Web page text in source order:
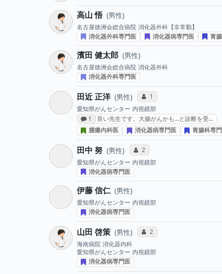
高山 悟 男性
名古屋徳洲会総合病院 消化器外科【非常勤】
消化器外科専門医
消化器病専門医 胃
濱田 健太郎 男性
名古屋徳洲会総合病院 消化器外科
消化器外科専門医
田近 正洋 男性 コミュニケーション・タイプ
1
愛知県がんセンター 内視鏡部
感想投稿数
1
良い先生です。大腸がんかも…と診断を受…
腫瘍内科医
消化器病専門医 胃腸科専
田中 努 男性 コミュニケーション・タイプ投
2
愛知県がんセンター 内視鏡部
消化器病専門医
伊藤 信仁 男性
愛知県がんセンター 内視鏡部
消化器病専門医
山田 啓策 男性 コミュニケーション・タイプ
2
海南病院 消化器内科
愛知県がんセンター 内視鏡部
消化器病専門医